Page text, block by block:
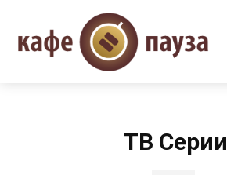
ТВ Серии